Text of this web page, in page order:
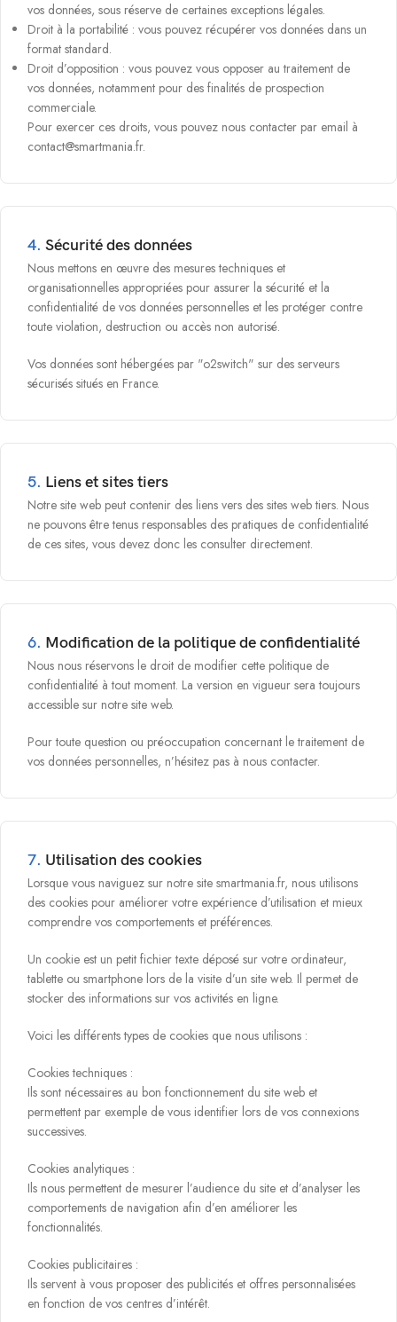
vos données, sous réserve de certaines exceptions légales.
Droit à la portabilité : vous pouvez récupérer vos données dans un
format standard.
Droit d’opposition : vous pouvez vous opposer au traitement de
vos données, notamment pour des finalités de prospection
commerciale.
Pour exercer ces droits, vous pouvez nous contacter par email à
contact@smartmania.fr.
4. Sécurité des données
Nous mettons en œuvre des mesures techniques et
organisationnelles appropriées pour assurer la sécurité et la
confidentialité de vos données personnelles et les protéger contre
toute violation, destruction ou accès non autorisé.
Vos données sont hébergées par "o2switch" sur des serveurs
sécurisés situés en France.
5. Liens et sites tiers
Notre site web peut contenir des liens vers des sites web tiers. Nous
ne pouvons être tenus responsables des pratiques de confidentialité
de ces sites, vous devez donc les consulter directement.
6. Modification de la politique de confidentialité
Nous nous réservons le droit de modifier cette politique de
confidentialité à tout moment. La version en vigueur sera toujours
accessible sur notre site web.
Pour toute question ou préoccupation concernant le traitement de
vos données personnelles, n’hésitez pas à nous contacter.
7. Utilisation des cookies
Lorsque vous naviguez sur notre site smartmania.fr, nous utilisons
des cookies pour améliorer votre expérience d’utilisation et mieux
comprendre vos comportements et préférences.
Un cookie est un petit fichier texte déposé sur votre ordinateur,
tablette ou smartphone lors de la visite d’un site web. Il permet de
stocker des informations sur vos activités en ligne.
Voici les différents types de cookies que nous utilisons :
Cookies techniques :
Ils sont nécessaires au bon fonctionnement du site web et
permettent par exemple de vous identifier lors de vos connexions
successives.
Cookies analytiques :
Ils nous permettent de mesurer l’audience du site et d’analyser les
comportements de navigation afin d’en améliorer les
fonctionnalités.
Cookies publicitaires :
Ils servent à vous proposer des publicités et offres personnalisées
en fonction de vos centres d’intérêt.